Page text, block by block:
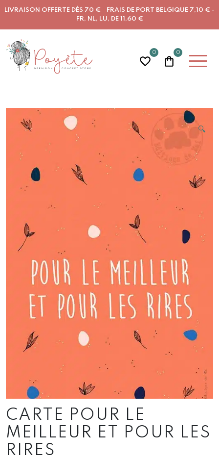
LIVRAISON OFFERTE DÈS 70 € FRAIS DE PORT BELGIQUE 7,10 € -
FR, NL, LU, DE 11,60 €
0 0
🔍
CARTE POUR LE
MEILLEUR ET POUR LES
RIRES